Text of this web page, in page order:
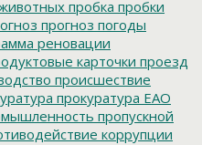
пробка пробки
прогноз погоды
реновации
карточки проезд
происшествие
прокуратура ЕАО
пропускной
коррупции